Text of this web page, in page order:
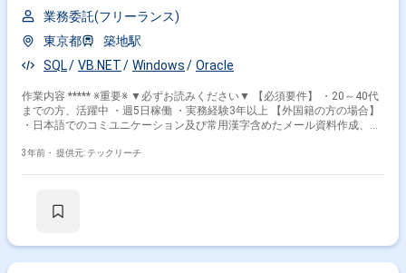
業務委託(フリーランス)
東京都
築地駅
SQL
VB.NET Windows Oracle
作業内容 ***** ※重要※ ▼必ずお読みください▼ 【必須要件】 ・20～40代
までの方、活躍中 ・週5日稼働 ・実務経験3年以上 【外国籍の方の場合】
・日本語でのコミユニケーション及び常用漢字含めたメール資料作成、読
別メンバにて行う予定）
3年前・ 提供元: テックリーチ